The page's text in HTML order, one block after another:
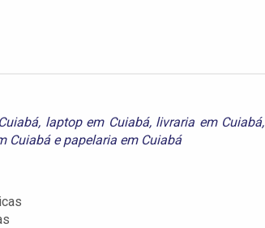
, laptop em Cuiabá, livraria em Cuiabá,
Cuiabáepapelaria em Cuiabá